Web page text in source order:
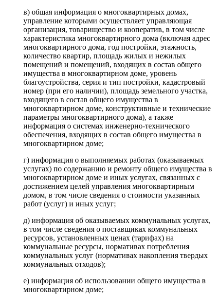
в) общая информация о многоквартирных домах,
управление которыми осуществляет управляющая
организация, товарищество и кооператив, в том числе
характеристика многоквартирного дома (включая адрес
многоквартирного дома, год постройки, этажность,
количество квартир, площадь жилых и нежилых
помещений и помещений, входящих в состав общего
имущества в многоквартирном доме, уровень
благоустройства, серия и тип постройки, кадастровый
номер (при его наличии), площадь земельного участка,
входящего в состав общего имущества в
многоквартирном доме, конструктивные и технические
параметры многоквартирного дома), а также
информация о системах инженерно-технического
обеспечения, входящих в состав общего имущества в
многоквартирном доме;
г) информация о выполняемых работах (оказываемых
услугах) по содержанию и ремонту общего имущества в
многоквартирном доме и иных услугах, связанных с
достижением целей управления многоквартирным
домом, в том числе сведения о стоимости указанных
работ (услуг) и иных услуг;
д) информация об оказываемых коммунальных услугах,
в том числе сведения о поставщиках коммунальных
ресурсов, установленных ценах (тарифах) на
коммунальные ресурсы, нормативах потребления
коммунальных услуг (нормативах накопления твердых
коммунальных отходов);
е) информация об использовании общего имущества в
многоквартирном доме;